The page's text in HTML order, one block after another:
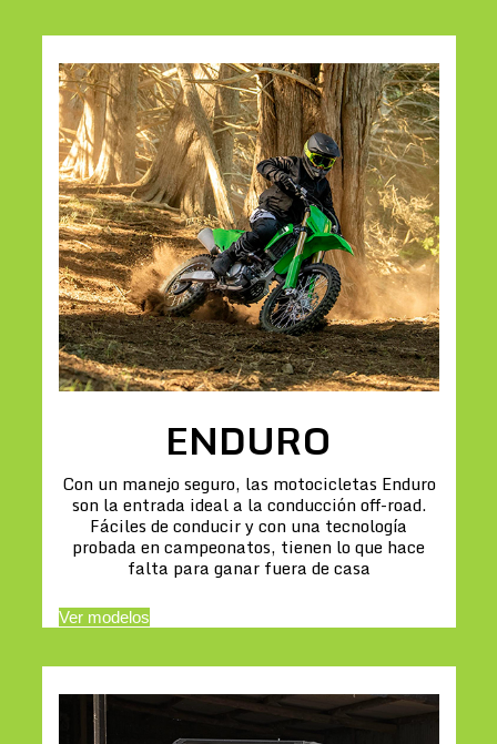
ENDURO
Con un manejo seguro, las motocicletas Enduro
son la entrada ideal a la conducción off-road.
Fáciles de conducir y con una tecnología
probada en campeonatos, tienen lo que hace
falta para ganar fuera de casa
Ver modelos